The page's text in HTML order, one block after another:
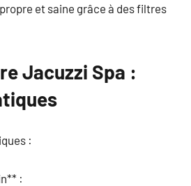
et saine grâce à des filtres
Jacuzzi Spa :
:
: